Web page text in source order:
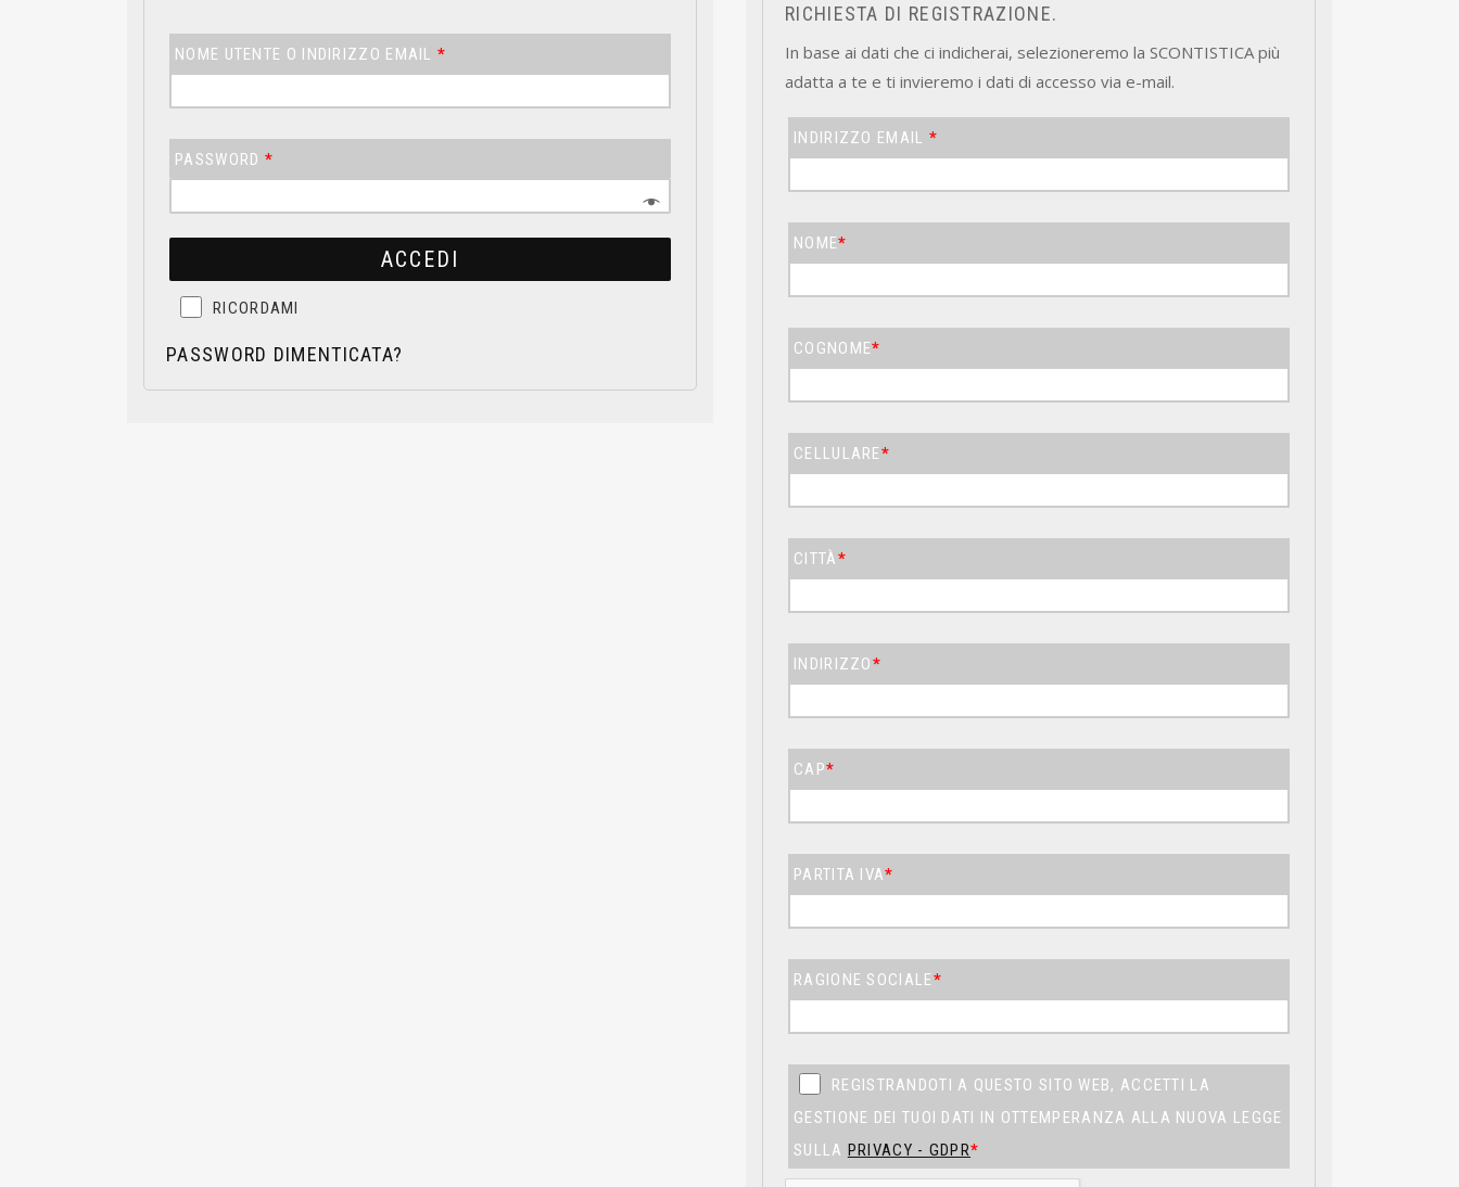
NOME UTENTE O INDIRIZZO EMAIL *
PASSWORD *
RICORDAMI
PASSWORD DIMENTICATA?
RICHIESTA DI REGISTRAZIONE.
In base ai dati che ci indicherai, selezioneremo la SCONTISTICA più
adatta a te e ti invieremo i dati di accesso via e-mail.
INDIRIZZO EMAIL *
NOME*
COGNOME*
CELLULARE*
CITTÀ*
INDIRIZZO*
CAP*
PARTITA IVA*
RAGIONE SOCIALE*
REGISTRANDOTI A QUESTO SITO WEB, ACCETTI LA
GESTIONE DEI TUOI DATI IN OTTEMPERANZA ALLA NUOVA LEGGE
SULLA PRIVACY - GDPR*